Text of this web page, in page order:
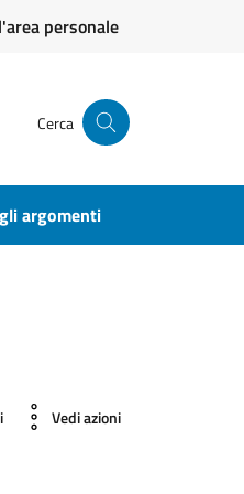
personale
Cerca
argomenti
Vedi azioni